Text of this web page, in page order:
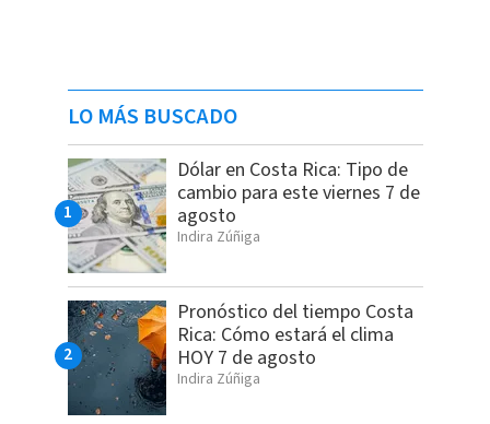
LO MÁS BUSCADO
Dólar en Costa Rica: Tipo de
cambio para este viernes 7 de
agosto
Indira Zúñiga
Pronóstico del tiempo Costa
Rica: Cómo estará el clima
HOY 7 de agosto
Indira Zúñiga